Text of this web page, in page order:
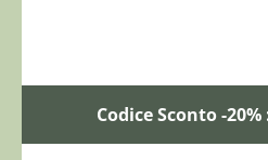
Codice Sconto -20%